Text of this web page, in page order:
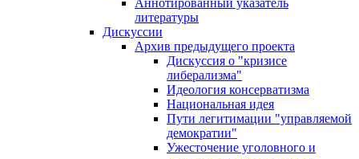
Аннотированный указатель
литературы
Дискуссии
Архив предыдущего проекта
Дискуссия о "кризисе
либерализма"
Идеология консерватизма
Национальная идея
Пути легитимации "управляемой
демократии"
Ужесточение уголовного и